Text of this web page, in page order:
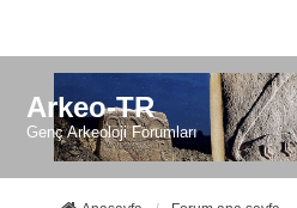
Arkeo-TR
Genç Arkeoloji Forumları